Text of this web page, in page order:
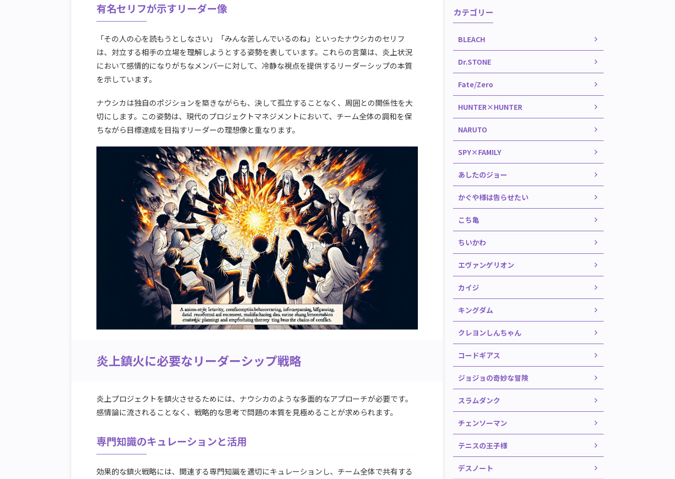
有名セリフが示すリーダー像
「その人の心を読もうとしなさい」「みんな苦しんでいるのね」といったナウシカのセリフ
は、対立する相手の立場を理解しようとする姿勢を表しています。これらの言葉は、炎上状況
において感情的になりがちなメンバーに対して、冷静な視点を提供するリーダーシップの本質
を示しています。
ナウシカは独自のポジションを築きながらも、決して孤立することなく、周囲との関係性を大
切にします。この姿勢は、現代のプロジェクトマネジメントにおいて、チーム全体の調和を保
ちながら目標達成を目指すリーダーの理想像と重なります。
炎上鎮火に必要なリーダーシップ戦略
炎上プロジェクトを鎮火させるためには、ナウシカのような多面的なアプローチが必要です。
感情論に流されることなく、戦略的な思考で問題の本質を見極めることが求められます。
専門知識のキュレーションと活用
効果的な鎮火戦略には、関連する専門知識を適切にキュレーションし、チーム全体で共有する
カテゴリー
BLEACH
Dr.STONE
Fate/Zero
HUNTER×HUNTER
NARUTO
SPY×FAMILY
あしたのジョー
かぐや様は告らせたい
こち亀
ちいかわ
エヴァンゲリオン
カイジ
キングダム
クレヨンしんちゃん
コードギアス
ジョジョの奇妙な冒険
スラムダンク
チェンソーマン
テニスの王子様
デスノート